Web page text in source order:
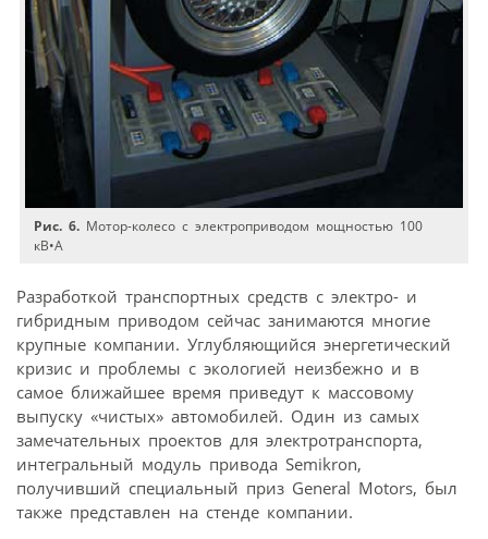
Рис. 6. Мотор-колесо с электроприводом мощностью 100
кВ•А
Разработкой транспортных средств с электро- и
гибридным приводом сейчас занимаются многие
крупные компании. Углубляющийся энергетический
кризис и проблемы с экологией неизбежно и в
самое ближайшее время приведут к массовому
выпуску «чистых» автомобилей. Один из самых
замечательных проектов для электротранспорта,
интегральный модуль привода Semikron,
получивший специальный приз General Motors, был
также представлен на стенде компании.